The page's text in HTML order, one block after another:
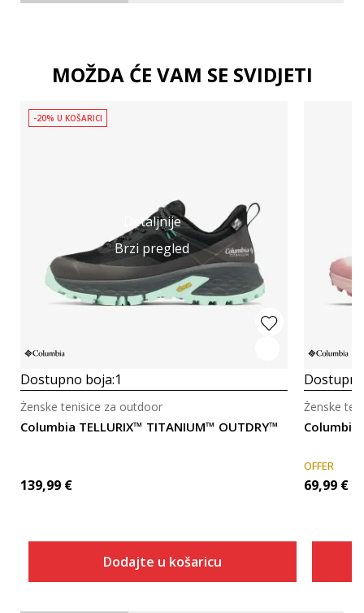
MOŽDA ĆE VAM SE SVIDJETI
Detaljnije
Brzi pregled
-20% U KOŠARICI
Dostupno boja:1
Columbia TELLURIX™ TITANIUM™ OUTDRY™
Ženske tenisice za outdoor
139,99 €
Dodajte u košaricu
Columbia
Ženske
OFFER
69,99 €